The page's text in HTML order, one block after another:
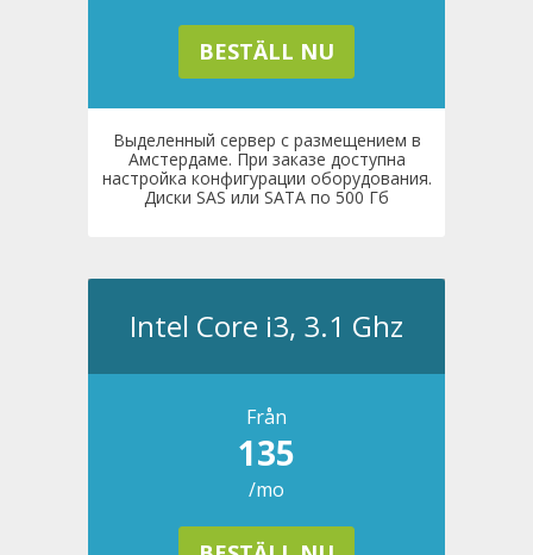
BESTÄLL NU
Выделенный сервер с размещением в
Амстердаме. При заказе доступна
настройка конфигурации оборудования.
Диски SAS или SATA по 500 Гб
Intel Core i3, 3.1 Ghz
Från
135
/mo